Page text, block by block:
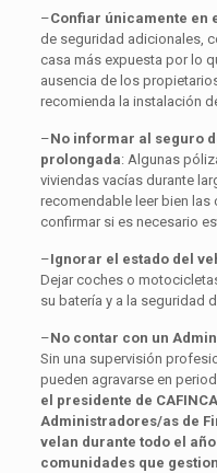
–Confiar únicamente en
de seguridad adicionales,
casa más expuesta por lo
ausencia de los
recomienda la instalación
–No informar al seguro
prolongada: Algunas
viviendas vacías durante
recomendable leer bien
confirmar si es necesario
–Ignorar el estado del
Dejar coches o
su batería y a la seguridad
–No contar con un
Sin una supervisión
pueden agravarse en
el presidente de
Administradores/as de
velan durante todo el
comunidades que